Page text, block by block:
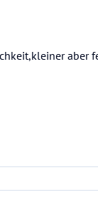
aber